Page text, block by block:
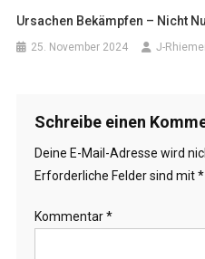
Ursachen Bekämpfen – Nicht
25. November 2024 J-
Schreibe einen
Deine E-Mail-Adresse wird
Erforderliche Felder sind mit*
Kommentar*